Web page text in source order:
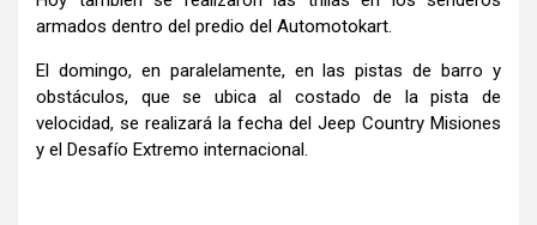
armados dentro del predio del Automotokart.
El domingo, en paralelamente, en las pistas de barro y
obstáculos, que se ubica al costado de la pista de
velocidad, se realizará la fecha del Jeep Country Misiones
y el Desafío Extremo internacional.